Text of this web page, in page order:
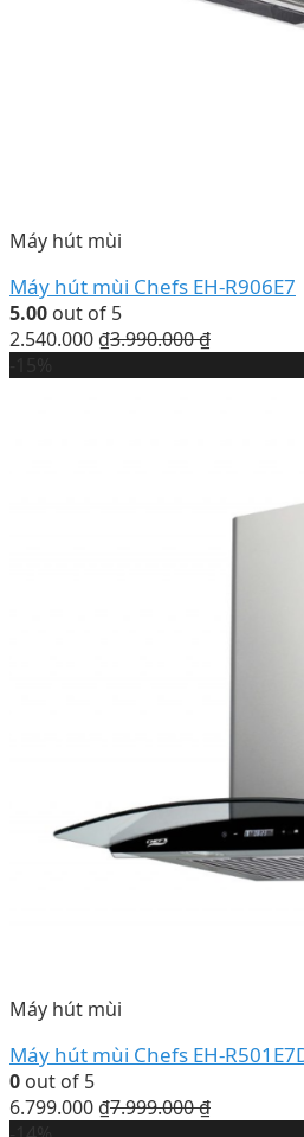
Máy hút mùi
Máy hút mùi Chefs EH-R906E7
5.00 out of 5
2.540.000 ₫3.990.000₫
Máy hút mùi
Máy hút mùi Chefs EH-
0 out of 5
6.799.000 ₫7.999.000₫